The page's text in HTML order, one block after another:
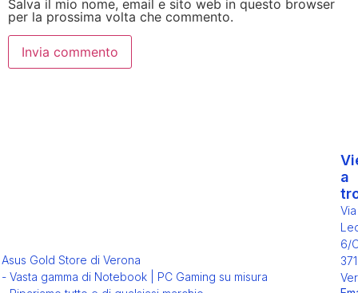
Salva il mio nome, email e sito web in questo browser
per la prossima volta che commento.
Asus Gold Store di Verona
- Vasta gamma di Notebook | PC Gaming su misura
a
Via
6/